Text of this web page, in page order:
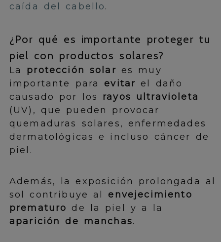
caída del cabello.
¿Por qué es importante proteger tu
piel con productos solares?
La protección solar es muy
importante paraevitar el daño
causado por los
rayos ultravioleta
(UV), que pueden provocar
quemaduras solares, enfermedades
dermatológicas e incluso cáncer de
piel.
Además, la exposición prolongada al
sol contribuye alenvejecimiento
prematuro de la piel y a la
aparición de manchas.